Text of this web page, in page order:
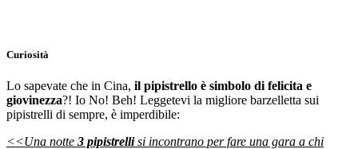
Curiosità
Lo sapevate che in Cina, il pipistrello è simbolo di felicita e
giovinezza?! Io No! Beh! Leggetevi la migliore barzelletta sui
pipistrelli di sempre, è imperdibile:
<<Una notte 3 pipistrellisi incontrano per fare una gara a chi